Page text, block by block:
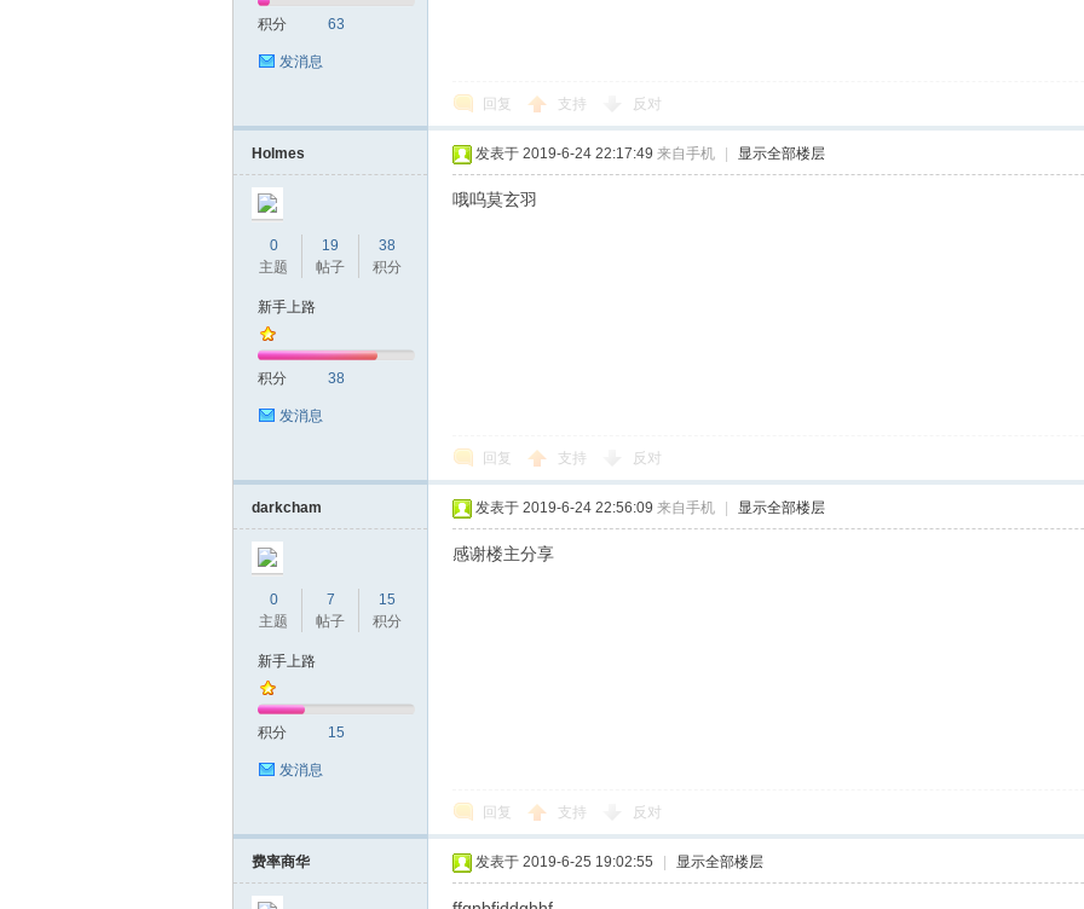
积分 63
发消息
回复 支持 反对
Holmes
0
主题
19
帖子
38
积分
新手上路
积分 38
发消息
发表于 2019-6-24 22:17:49 来自手机 显示全部楼层
哦呜莫玄羽
回复 支持 反对
darkcham
0
主题
7
帖子
15
积分
新手上路
积分 15
发消息
发表于 2019-6-24 22:56:09 来自手机 显示全部楼层
感谢楼主分享
回复 支持 反对
费率商华 发表于 2019-6-25 19:02:55 显示全部楼层